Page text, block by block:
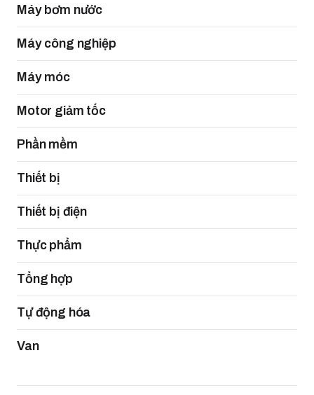
Máy bơm nước
Máy công nghiệp
Máy móc
Motor giảm tốc
Phần mềm
Thiết bị
Thiết bị điện
Thực phẩm
Tổng hợp
Tự động hóa
Van